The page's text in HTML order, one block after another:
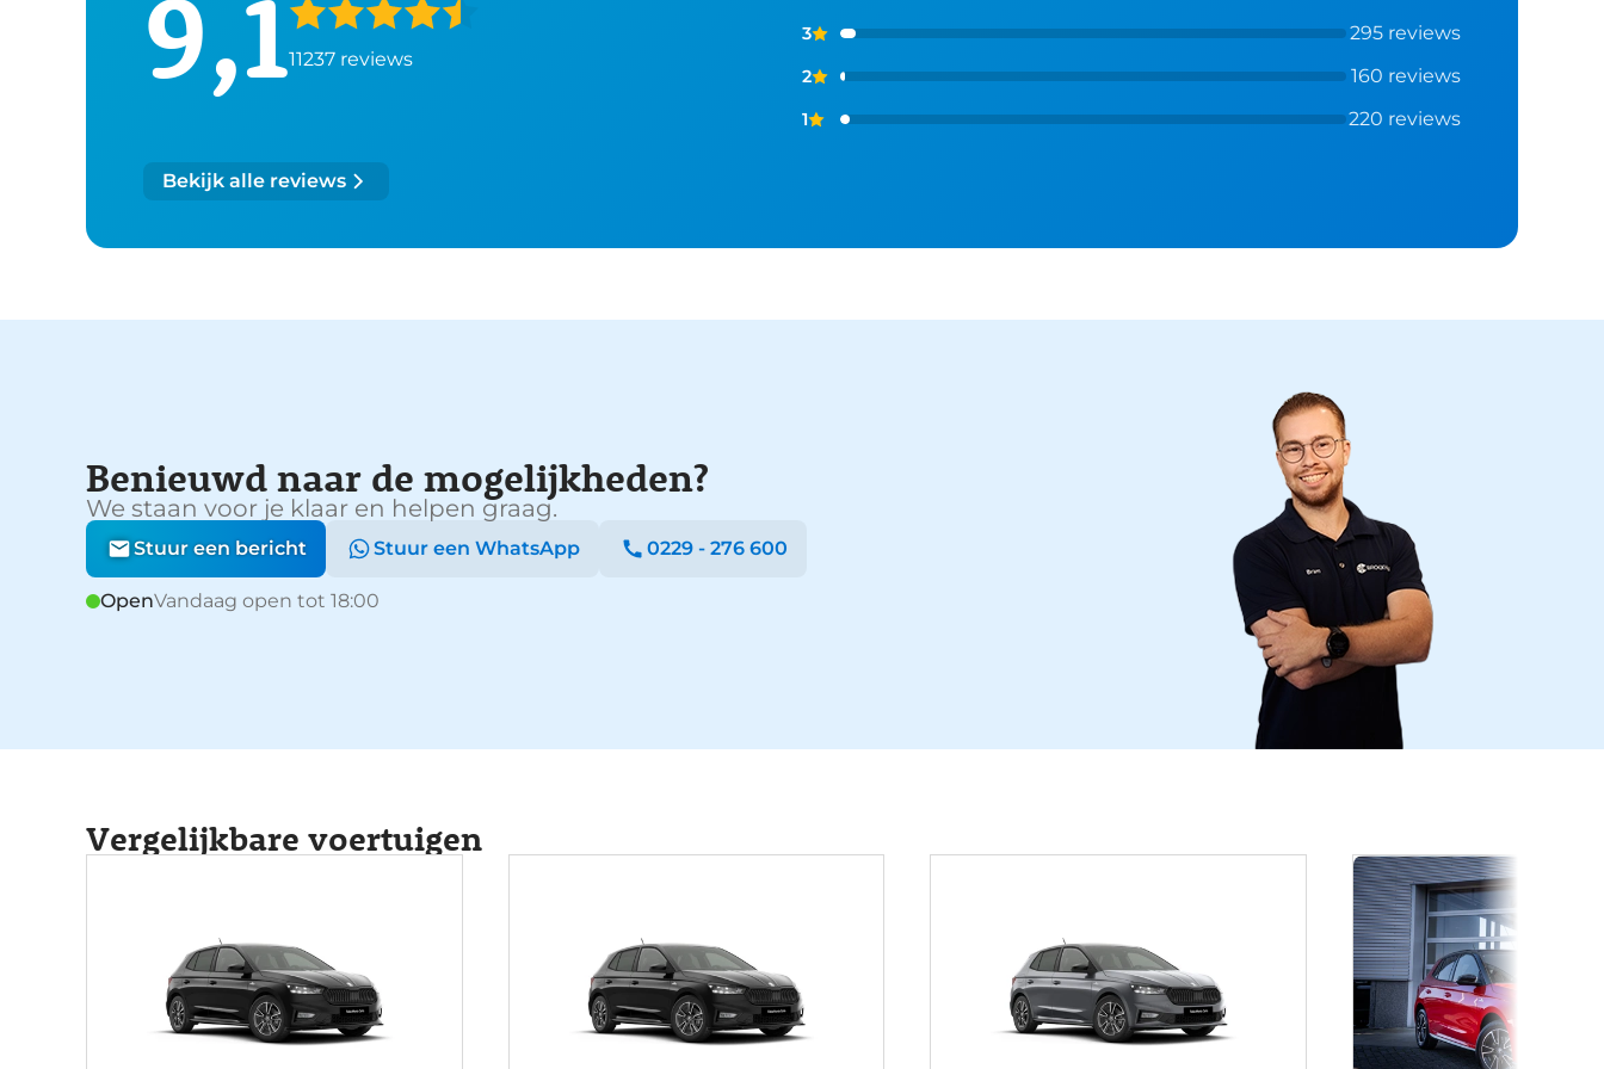
9,111237 reviews
3 295 reviews
2 160 reviews
1 220 reviews
Bekijk alle reviews
Benieuwd naar de mogelijkheden?
We staan voor je klaar en helpen graag.
Stuur een bericht Stuur een WhatsApp 0229 - 276 600
OpenVandaag open tot 18:00
Vergelijkbare voertuigen